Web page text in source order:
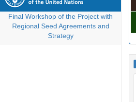
Final Workshop of the Project with
Regional Seed Agreements and
Strategy